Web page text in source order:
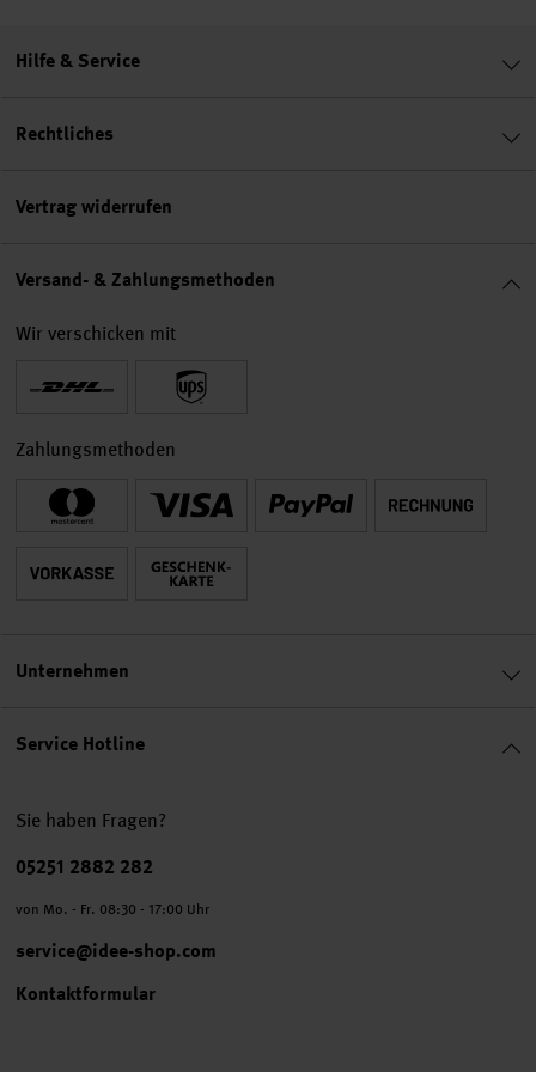
Service Hotline
Sie haben Fragen?
Telefonnummer
05251 2882 282
von Mo. - Fr. 08:30 - 17:00 Uhr
service@idee-shop.com
Kontaktformular
Hilfe & Service
Rechtliches
Vertrag widerrufen
Versand- & Zahlungsmethoden
Wir verschicken mit
Zahlungsmethoden
Unternehmen